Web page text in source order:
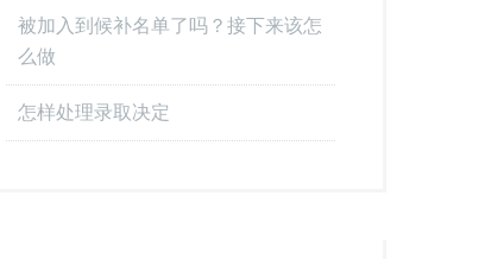
被加入到候补名单了吗？接下来该怎
么做
怎样处理录取决定